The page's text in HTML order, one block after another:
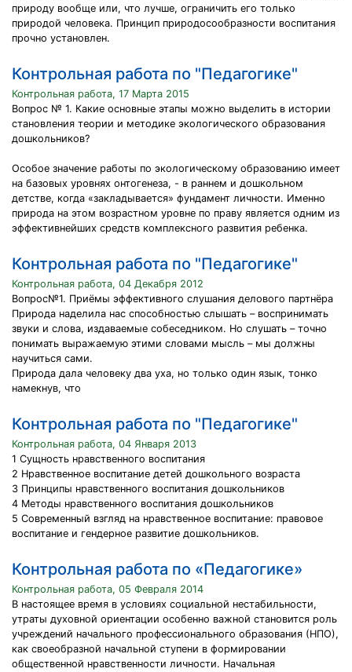
природу вообще или, что лучше, ограничить его только
природой человека. Принцип природосообразности воспитания
прочно установлен.
Контрольная работа по "Педагогике"
Контрольная работа, 17 Марта 2015
Вопрос № 1. Какие основные этапы можно выделить в истории
становления теории и методике экологического образования
дошкольников?
Особое значение работы по экологическому образованию имеет
на базовых уровнях онтогенеза, - в раннем и дошкольном
детстве, когда «закладывается» фундамент личности. Именно
природа на этом возрастном уровне по праву является одним из
эффективнейших средств комплексного развития ребенка.
Контрольная работа по "Педагогике"
Контрольная работа, 04 Декабря 2012
Вопрос№1. Приёмы эффективного слушания делового партнёра
Природа наделила нас способностью слышать – воспринимать
звуки и слова, издаваемые собеседником. Но слушать – точно
понимать выражаемую этими словами мысль – мы должны
научиться сами.
Природа дала человеку два уха, но только один язык, тонко
намекнув, что
Контрольная работа по "Педагогике"
Контрольная работа, 04 Января 2013
1 Сущность нравственного воспитания
2 Нравственное воспитание детей дошкольного возраста
3 Принципы нравственного воспитания дошкольников
4 Методы нравственного воспитания дошкольников
5 Современный взгляд на нравственное воспитание: правовое
воспитание и гендерное развитие дошкольников.
Контрольная работа по «Педагогике»
Контрольная работа, 05 Февраля 2014
В настоящее время в условиях социальной нестабильности,
утраты духовной ориентации особенно важной становится роль
учреждений начального профессионального образования (НПО),
как своеобразной начальной ступени в формировании
общественной нравственности личности. Начальная